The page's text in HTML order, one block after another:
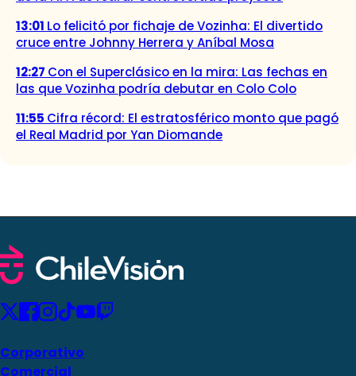
13:01 Lo felicitó por fichaje de Vozinha: El divertido
cruce entre Johnny Herrera y Aníbal Mosa
12:27 Con el Superclásico en la mira: Las fechas en
las que Vozinha podría debutar en Colo Colo
11:55 Cifra récord: El estratosférico monto que pagó
el Real Madrid por Yan Diomande
Corporativo
Comercial